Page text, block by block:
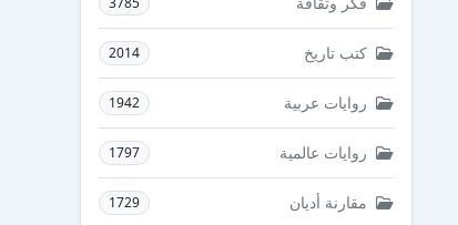
كتب تاريخ 2014
روايات عربية 1942
روايات عالمية 1797
مقارنة أديان 1729